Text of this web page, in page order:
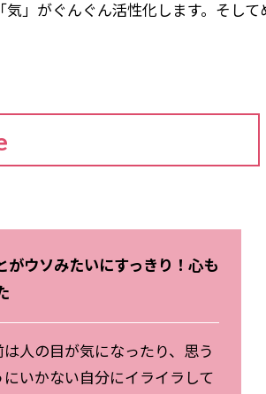
」がぐんぐん活性化します。そし
がウソみたいにすっきり！心も
は人の目が気になったり、思う
にいかない自分にイライラして